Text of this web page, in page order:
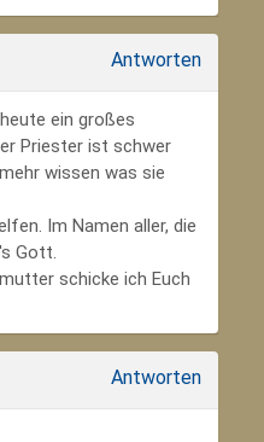
Antworten
ein großes
Priester ist schwer
wissen was sie
Im Namen aller, die
Gott.
schicke ich Euch
Antworten